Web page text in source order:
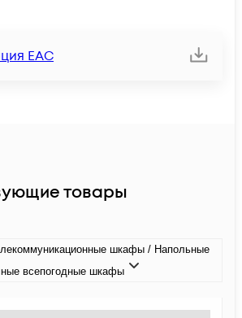
ЕАС
товары
шкафы / Напольные
всепогодные шкафы